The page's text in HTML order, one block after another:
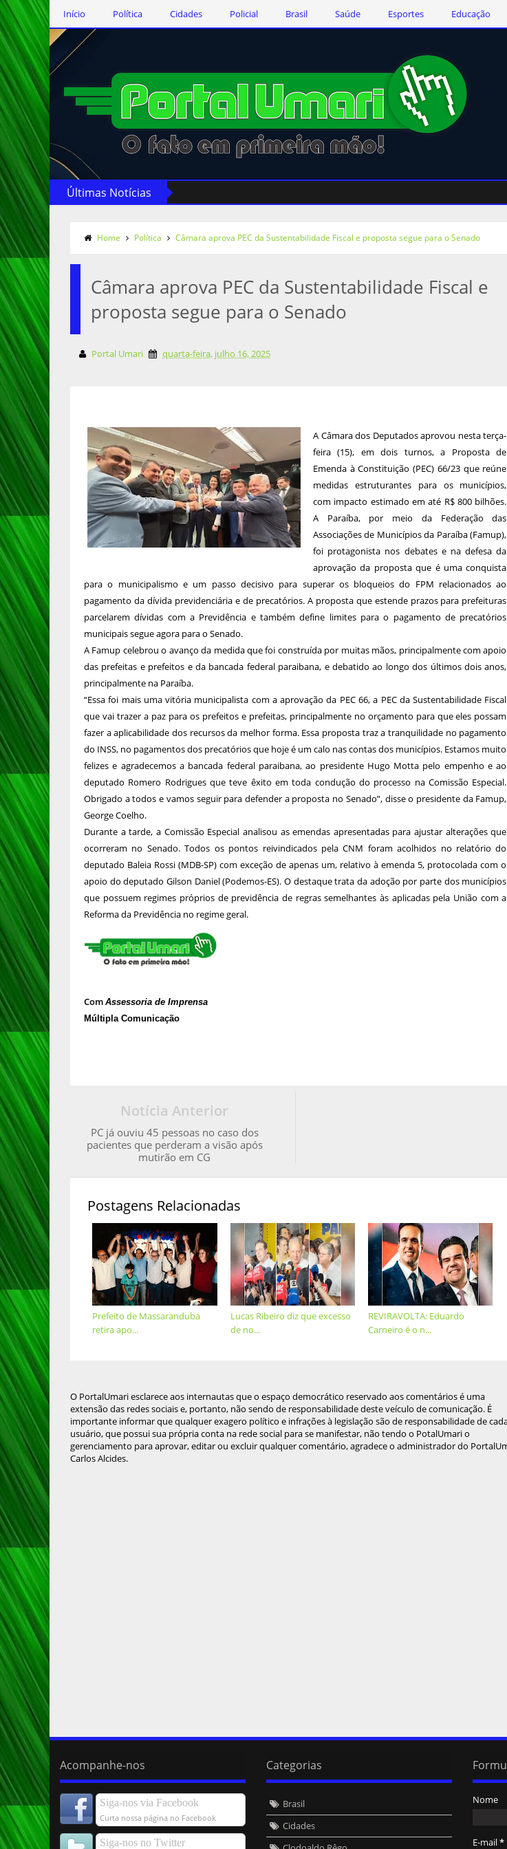
Início Política Cidades Policial Brasil Saúde Esportes Educação
Últimas Notícias
Home Política Câmara aprova PEC da Sustentabilidade Fiscal e proposta segue para o Senado
Câmara aprova PEC da Sustentabilidade Fiscal e
proposta segue para o Senado
Portal Umari quarta-feira, julho 16, 2025
A Câmara dos Deputados aprovou nesta terça-
feira (15), em dois turnos, a Proposta de
Emenda à Constituição (PEC) 66/23 que reúne
medidas estruturantes para os municípios,
com impacto estimado em até R$ 800 bilhões.
A Paraíba, por meio da Federação das
Associações de Municípios da Paraíba (Famup),
foi protagonista nos debates e na defesa da
aprovação da proposta que é uma conquista
para o municipalismo e um passo decisivo para superar os bloqueios do FPM relacionados ao
pagamento da dívida previdenciária e de precatórios. A proposta que estende prazos para prefeituras
parcelarem dívidas com a Previdência e também define limites para o pagamento de precatórios
municipais segue agora para o Senado.
A Famup celebrou o avanço da medida que foi construída por muitas mãos, principalmente com apoio
das prefeitas e prefeitos e da bancada federal paraibana, e debatido ao longo dos últimos dois anos,
principalmente na Paraíba.
“Essa foi mais uma vitória municipalista com a aprovação da PEC 66, a PEC da Sustentabilidade Fiscal
que vai trazer a paz para os prefeitos e prefeitas, principalmente no orçamento para que eles possam
fazer a aplicabilidade dos recursos da melhor forma. Essa proposta traz a tranquilidade no pagamento
do INSS, no pagamentos dos precatórios que hoje é um calo nas contas dos municípios. Estamos muito
felizes e agradecemos a bancada federal paraibana, ao presidente Hugo Motta pelo empenho e ao
deputado Romero Rodrigues que teve êxito em toda condução do processo na Comissão Especial.
Obrigado a todos e vamos seguir para defender a proposta no Senado”, disse o presidente da Famup,
George Coelho.
Durante a tarde, a Comissão Especial analisou as emendas apresentadas para ajustar alterações que
ocorreram no Senado. Todos os pontos reivindicados pela CNM foram acolhidos no relatório do
deputado Baleia Rossi (MDB-SP) com exceção de apenas um, relativo à emenda 5, protocolada com o
apoio do deputado Gilson Daniel (Podemos-ES). O destaque trata da adoção por parte dos municípios
que possuem regimes próprios de previdência de regras semelhantes às aplicadas pela União com a
Reforma da Previdência no regime geral.
Com Assessoria de Imprensa
Múltipla Comunicação
Notícia Anterior
PC já ouviu 45 pessoas no caso dos
pacientes que perderam a visão após
mutirão em CG
Postagens Relacionadas
REVIRAVOLTA: Eduardo
Carneiro é o n...
Lucas Ribeiro diz que excesso
de no...
Prefeito de Massaranduba
retira apo...
O PortalUmari esclarece aos internautas que o espaço democrático reservado aos comentários é uma
extensão das redes sociais e, portanto, não sendo de responsabilidade deste veículo de comunicação. É
importante informar que qualquer exagero político e infrações à legislação são de responsabilidade de
usuário, que possui sua própria conta na rede social para se manifestar, não tendo o PotalUmari o
gerenciamento para aprovar, editar ou excluir qualquer comentário, agradece o administrador do
Carlos Alcides.
Acompanhe-nos
Siga-nos via Facebook
Curta nossa página no Facebook
Siga-nos no Twitter
Categorias
Brasil
Cidades
Nome
E-mail*